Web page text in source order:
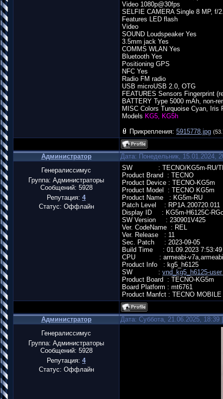
Video 1080p@30fps
SELFIE CAMERA Single 8 MP, f/
Features LED flash
Video
SOUND Loudspeaker Yes
3.5mm jack Yes
COMMS WLAN Yes
Bluetooth Yes
Positioning GPS
NFC Yes
Radio FM radio
USB microUSB 2.0, OTG
FEATURES Sensors Fingerprint
BATTERY Type 5000 mAh, non-
MISC Colors Turquoise Cyan,
Models KG5, KG5h
Прикрепления: 5915778.jpg
Администратор
Дата: Понедельник, 15.01.2024,
Генералиссимус
Группа: Администраторы
Сообщений: 5928
Репутация: 4
Статус: Оффлайн
SW : TECNO/KG5m-RU/
Product Brand : TECNO
Product Device : TECNO-KG5m
Product Model : TECNO KG5m
Product Name : KG5m-RU
Patch Level : RP1A.200720.011
Display ID : KG5m-H6125C-
SW Version : 230901V425
Ver. CodeName : REL
Ver. Release : 11
Sec. Patch : 2023-09-05
Build Time : 01.09.2023 7:53:49
CPU : armeabi-v7a,armeabi
Product Info : kg5_h6125
SW : vnd_kg5_h6125-
Product Board : TECNO-KG5m
Board Platform : mt6761
Product Manfct : TECNO
Администратор
Дата: Суббота, 21.06.2025,
Генералиссимус
Группа: Администраторы
Сообщений: 5928
Репутация: 4
Статус: Оффлайн